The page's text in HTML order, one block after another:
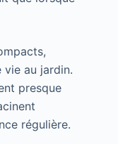
au jardin.
presque
régulière.